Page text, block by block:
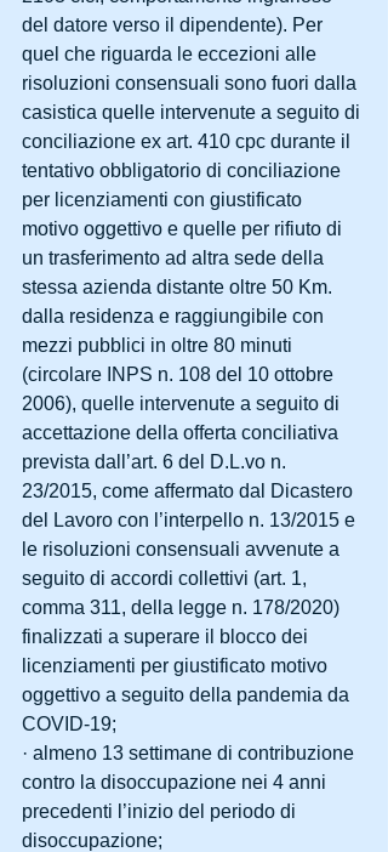
del datore verso il dipendente). Per
quel che riguarda le eccezioni alle
risoluzioni consensuali sono fuori dalla
casistica quelle intervenute a seguito di
conciliazione ex art. 410 cpc durante il
tentativo obbligatorio di conciliazione
per licenziamenti con giustificato
motivo oggettivo e quelle per rifiuto di
un trasferimento ad altra sede della
stessa azienda distante oltre 50 Km.
dalla residenza e raggiungibile con
mezzi pubblici in oltre 80 minuti
(circolare INPS n. 108 del 10 ottobre
2006), quelle intervenute a seguito di
accettazione della offerta conciliativa
prevista dall’art. 6 del D.L.vo n.
23/2015, come affermato dal Dicastero
del Lavoro con l’interpello n. 13/2015 e
le risoluzioni consensuali avvenute a
seguito di accordi collettivi (art. 1,
comma 311, della legge n. 178/2020)
finalizzati a superare il blocco dei
licenziamenti per giustificato motivo
oggettivo a seguito della pandemia da
COVID-19;
· almeno 13 settimane di contribuzione
contro la disoccupazione nei 4 anni
precedenti l’inizio del periodo di
disoccupazione;